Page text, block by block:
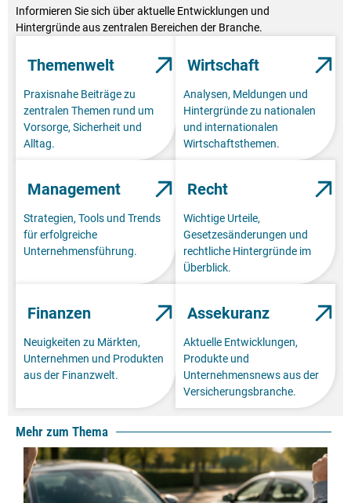
Informieren Sie sich über aktuelle Entwicklungen und
Hintergründe aus zentralen Bereichen der Branche.
Themenwelt
Praxisnahe Beiträge zu
zentralen Themen rund um
Vorsorge, Sicherheit und
Alltag.
Wirtschaft
Analysen, Meldungen und
Hintergründe zu nationalen
und internationalen
Wirtschaftsthemen.
Management
Strategien, Tools und Trends
für erfolgreiche
Unternehmensführung.
Recht
Wichtige Urteile,
Gesetzesänderungen und
rechtliche Hintergründe im
Überblick.
Finanzen
Neuigkeiten zu Märkten,
Unternehmen und Produkten
aus der Finanzwelt.
Assekuranz
Aktuelle Entwicklungen,
Produkte und
Unternehmensnews aus der
Versicherungsbranche.
Mehr zum Thema